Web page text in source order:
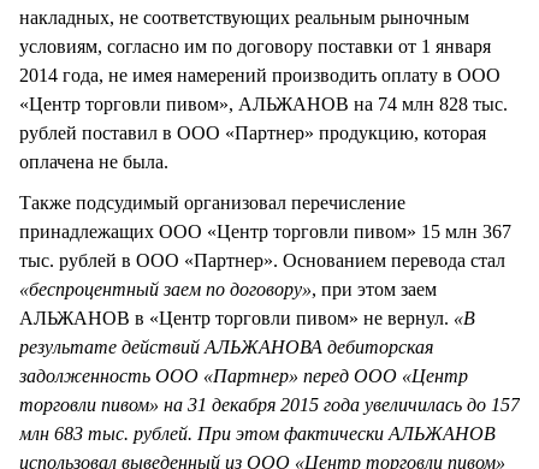
накладных, не соответствующих реальным рыночным
условиям, согласно им по договору поставки от 1 января
2014 года, не имея намерений производить оплату в ООО
«Центр торговли пивом», АЛЬЖАНОВ на 74 млн 828 тыс.
рублей поставил в ООО «Партнер» продукцию, которая
оплачена не была.
Также подсудимый организовал перечисление
принадлежащих ООО «Центр торговли пивом» 15 млн 367
тыс. рублей в ООО «Партнер». Основанием перевода стал
«беспроцентный заем по договору», при этом заем
АЛЬЖАНОВ в «Центр торговли пивом» не вернул. «В
результате действий АЛЬЖАНОВА дебиторская
задолженность ООО «Партнер» перед ООО «Центр
торговли пивом» на 31 декабря 2015 года увеличилась до 157
млн 683 тыс. рублей. При этом фактически АЛЬЖАНОВ
использовал выведенный из ООО «Центр торговли пивом»